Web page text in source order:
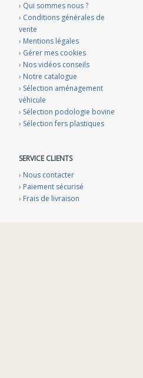
› Qui sommes nous ?
› Conditions générales de
vente
› Mentions légales
› Gérer mes cookies
› Nos vidéos conseils
› Notre catalogue
› Sélection aménagement
véhicule
› Sélection podologie bovine
› Sélection fers plastiques
SERVICE CLIENTS
› Nous contacter
› Paiement sécurisé
› Frais de livraison